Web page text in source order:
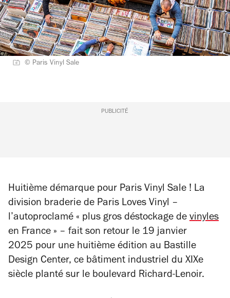
© Paris Vinyl Sale
PUBLICITÉ
Huitième démarque pour Paris Vinyl Sale ! La
division braderie de Paris Loves Vinyl –
l’autoproclamé « plus gros déstockage de vinyles
en France » – fait son retour le 19 janvier
2025 pour une huitième édition au Bastille
Design Center, ce bâtiment industriel du XIXe
siècle planté sur le boulevard Richard-Lenoir.